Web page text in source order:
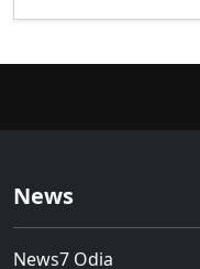
News
News7 Odia